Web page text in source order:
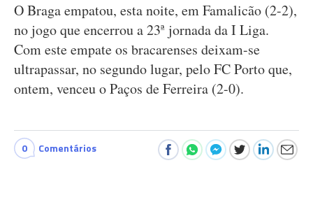
O Braga empatou, esta noite, em Famalicão (2-2),
no jogo que encerrou a 23ª jornada da I Liga.
Com este empate os bracarenses deixam-se
ultrapassar, no segundo lugar, pelo FC Porto que,
ontem, venceu o Paços de Ferreira (2-0).
0 Comentários